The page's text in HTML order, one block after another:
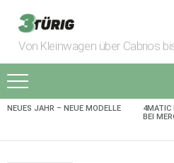
Von Kleinwagen über Cabrios
AKTUELLES
NEUES JAHR – NEUE MODELLE
4MATIC
BEI